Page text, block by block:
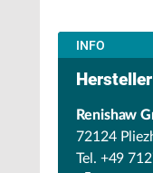
INFO
Hersteller
Renishaw
72124
Tel. +49